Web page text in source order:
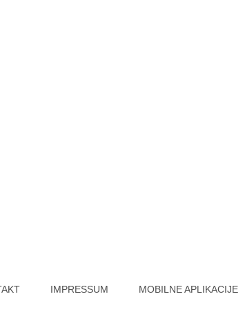
IMPRESSUM MOBILNE APLIKACIJE